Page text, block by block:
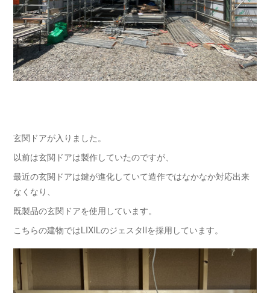
玄関ドアが入りました。
以前は玄関ドアは製作していたのですが、
最近の玄関ドアは鍵が進化していて造作ではなかなか対応出来
なくなり、
既製品の玄関ドアを使用しています。
こちらの建物ではLIXILのジェスタⅡを採用しています。